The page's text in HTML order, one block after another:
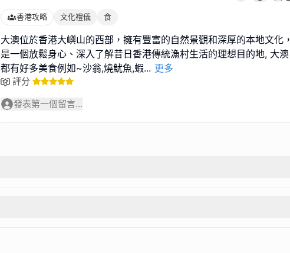
香港攻略 文化禮儀 食
大澳位於香港大嶼山的西部，擁有豐富的自然景觀和深厚的本地文化，
是一個放鬆身心、深入了解昔日香港傳統漁村生活的理想目的地, 大澳
都有好多美食例如~沙翁,燒魷魚,蝦... 更多
評分
發表第一個留言...